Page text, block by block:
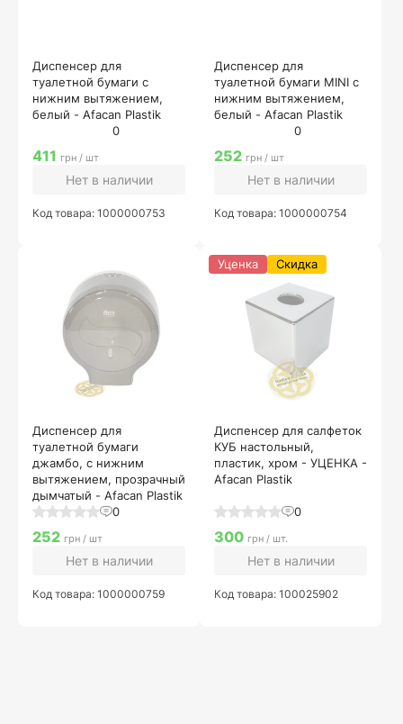
Диспенсер для
туалетной бумаги с
нижним вытяжением,
белый - Afacan Plastik
0
411 грн / шт
Нет в наличии
Код товара: 1000000753
Диспенсер для
туалетной бумаги MINI с
нижним вытяжением,
белый - Afacan Plastik
0
252 грн / шт
Нет в наличии
Код товара: 1000000754
Диспенсер для
туалетной бумаги
джамбо, с нижним
вытяжением, прозрачный
дымчатый - Afacan Plastik
0
252 грн / шт
Нет в наличии
Код товара: 1000000759
Диспенсер для салфеток
КУБ настольный,
пластик, хром - УЦЕНКА -
Afacan Plastik
0
Уценка Скидка
300 грн / шт.
Нет в наличии
Код товара: 100025902